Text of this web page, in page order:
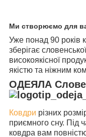
Ми створюємо для
Уже понад 90 років
зберігає
високоякісної
якістю та ніжним
ОДЕЯЛА
Ковдри різних
приємного сну. Під
ковдра вам